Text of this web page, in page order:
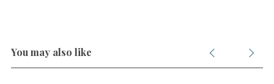
You may also like